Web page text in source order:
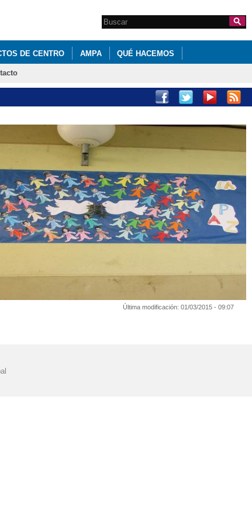
Formulario de
búsqueda
Search this site
DE CENTRO AMPA QUÉ HACEMOS
Última modificación: 01/03/2015 - 09:07